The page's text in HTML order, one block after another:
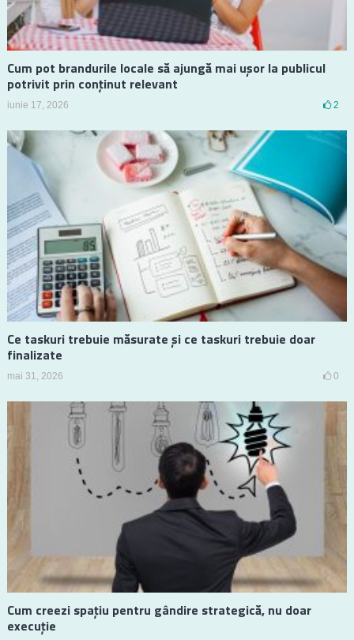
Cum pot brandurile locale să ajungă mai ușor la publicul
potrivit prin conținut relevant
iunie 17, 2026 2
Ce taskuri trebuie măsurate și ce taskuri trebuie doar
finalizate
mai 31, 2026 0
Cum creezi spațiu pentru gândire strategică, nu doar
execuție